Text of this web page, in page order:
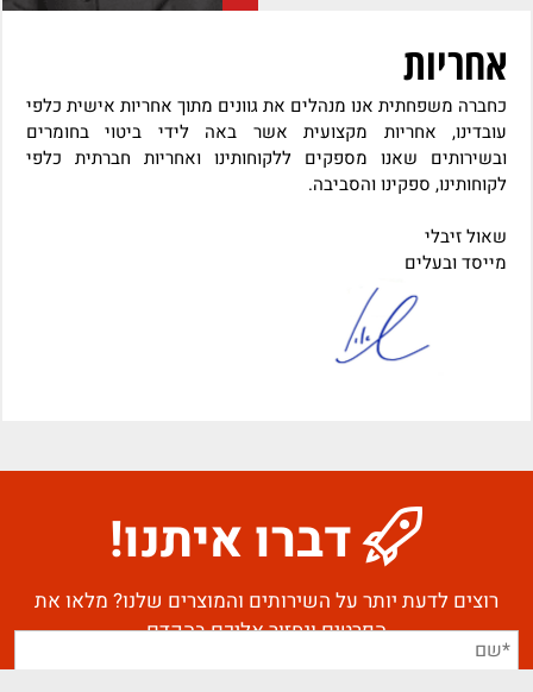
אחריות
כחברה משפחתית אנו מנהלים את גוונים מתוך אחריות אישית כלפי
עובדינו, אחריות מקצועית אשר באה לידי ביטוי בחומרים
ובשירותים שאנו מספקים ללקוחותינו ואחריות חברתית כלפי
לקוחותינו, ספקינו והסביבה.
שאול זיבלי
מייסד ובעלים
דברו איתנו!
רוצים לדעת יותר על השירותים והמוצרים שלנו? מלאו את
הפרטים ונחזור אליכם בהקדם